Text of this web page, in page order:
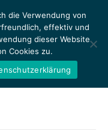
die Verwendung von
effektiv und
dieser Website
Cookies zu.